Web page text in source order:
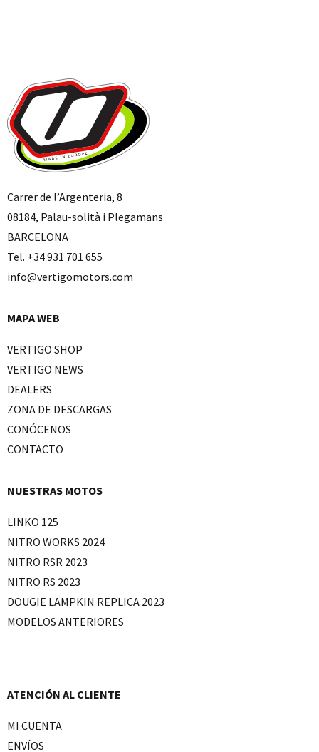
Carrer de l’Argenteria, 8
08184, Palau-solità i Plegamans
BARCELONA
Tel. +34 931 701 655
info@vertigomotors.com
MAPA WEB
VERTIGO SHOP
VERTIGO NEWS
DEALERS
ZONA DE DESCARGAS
CONÓCENOS
CONTACTO
NUESTRAS MOTOS
LINKO 125
NITRO WORKS 2024
NITRO RSR 2023
NITRO RS 2023
DOUGIE LAMPKIN REPLICA 2023
MODELOS ANTERIORES
ATENCIÓN AL CLIENTE
MI CUENTA
ENVÍOS